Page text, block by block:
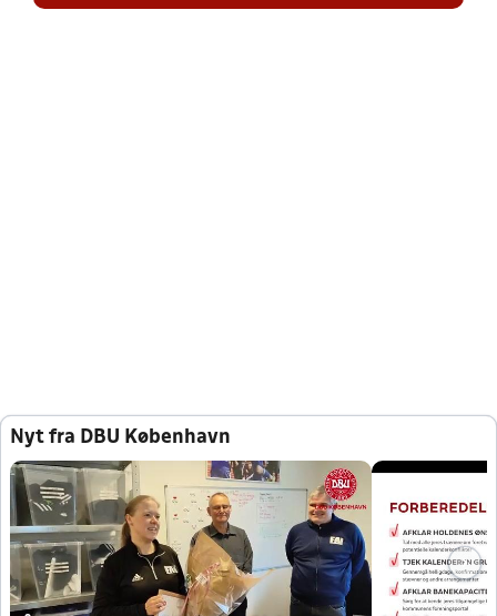
Nyt fra DBU København